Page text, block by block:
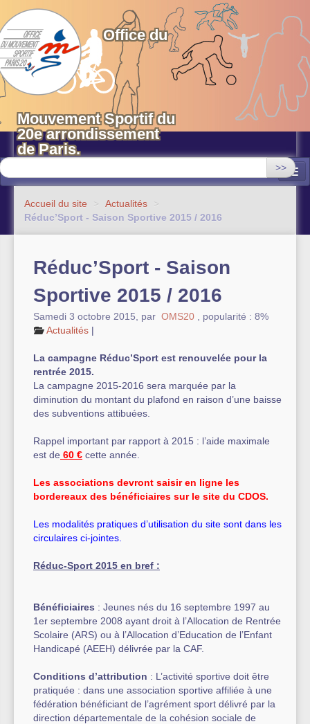
OMS 20 Paris
Office du
Mouvement Sportif du
20e arrondissement
de Paris.
>>
Equipements sportifs municipaux
Evénements
Actualités
Autre équipement sportif
Actualités des associations
Accueil du site > Actualités
>
Réduc’Sport - Saison Sportive 2015 / 2016
Réduc’Sport - Saison
Sportive 2015 / 2016
Samedi 3 octobre 2015 par OMS20
popularité : 8%
Actualités |
La campagne Réduc’Sport est renouvelée pour la
rentrée 2015.
La campagne 2015-2016 sera marquée par la
diminution du montant du plafond en raison d’une baisse
des subventions attibuées.
Rappel important par rapport à 2015 : l’aide maximale
est de 60 € cette année.
Les associations devront saisir en ligne les
bordereaux des bénéficiaires sur le site du CDOS.
Les modalités pratiques d’utilisation du site sont dans les
circulaires ci-jointes.
Réduc-Sport 2015 en bref :
Bénéficiaires : Jeunes nés du 16 septembre 1997 au
1er septembre 2008 ayant droit à l’Allocation de Rentrée
Scolaire (ARS) ou à l’Allocation d’Education de l’Enfant
Handicapé (AEEH) délivrée par la CAF.
Conditions d’attribution : L’activité sportive doit être
pratiquée : dans une association sportive affiliée à une
fédération bénéficiant de l’agrément sport délivré par la
direction départementale de la cohésion sociale de